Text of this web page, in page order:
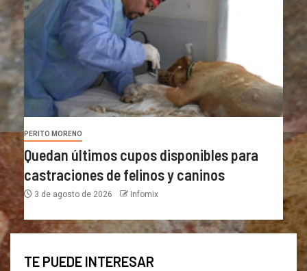
PERITO MORENO
Quedan últimos cupos disponibles para
castraciones de felinos y caninos
3 de agosto de 2026 Infomix
TE PUEDE INTERESAR